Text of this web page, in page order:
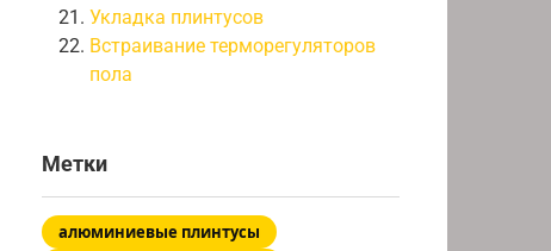
Укладка плинтусов
Встраивание терморегуляторов
пола
Метки
алюминиевые плинтусы